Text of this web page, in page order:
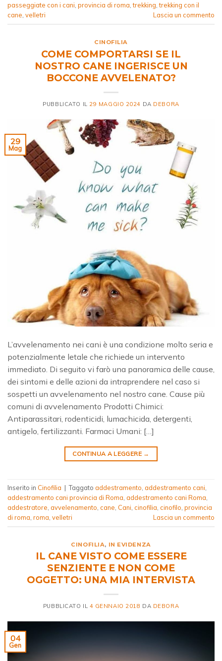
passeggiate con i cani, provincia di roma,trekking,trekking con il
cane, velletri Lascia un commento
CINOFILIA
COME COMPORTARSI SE IL
NOSTRO CANE INGERISCE UN
BOCCONE AVVELENATO?
PUBBLICATO IL 29 MAGGIO 2024 DA DEBORA
29
Mag
L’avvelenamento nei cani è una condizione molto seria e
potenzialmente letale che richiede un intervento
immediato. Di seguito vi farò una panoramica delle cause,
dei sintomi e delle azioni da intraprendere nel caso si
sospetti un avvelenamento nel nostro cane. Cause più
comuni di avvelenamento Prodotti Chimici:
Antiparassitari, rodenticidi, lumachicida, detergenti,
antigelo, fertilizzanti. Farmaci Umani: […]
CONTINUA A LEGGERE →
Inserito in Cinofilia | Taggato addestramento addestramento cani
addestramento cani provincia di Roma addestramento cani Roma
addestratore avvelenamento cane Cani cinofilia cinofilo provincia
di roma roma velletri Lascia un commento
CINOFILIA, IN EVIDENZA
IL CANE VISTO COME ESSERE
SENZIENTE E NON COME
OGGETTO: UNA MIA INTERVISTA
PUBBLICATO IL 4 GENNAIO 2018 DA DEBORA
04
Gen